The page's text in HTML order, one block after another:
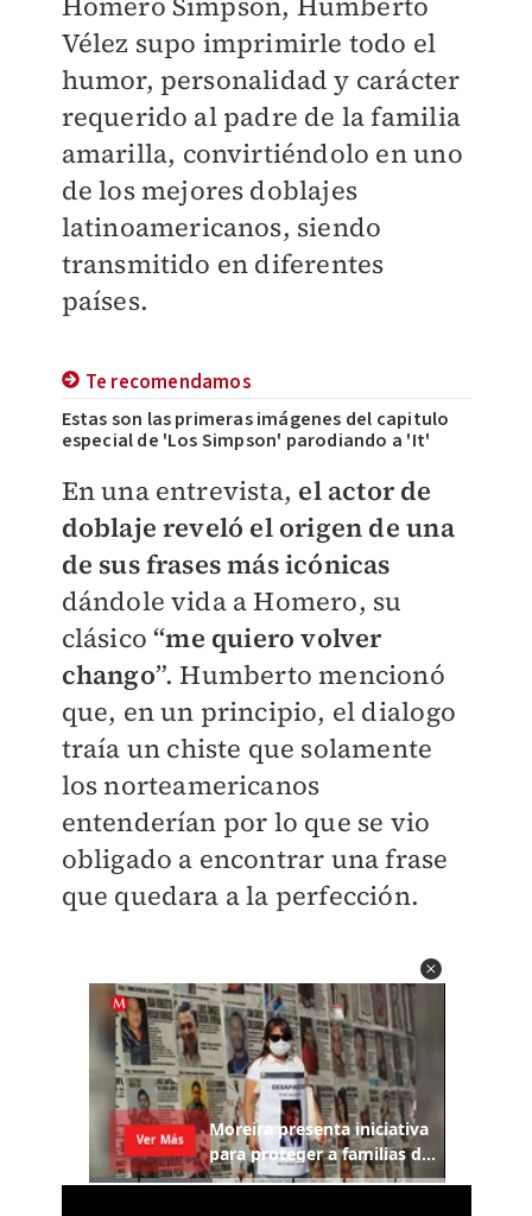
Vélez supo imprimirle todo el
humor, personalidad y carácter
requerido al padre de la familia
amarilla, convirtiéndolo en uno
de los mejores doblajes
latinoamericanos, siendo
transmitido en diferentes
países.
Te recomendamos
Estas son las primeras imágenes del capitulo
especial de 'Los Simpson' parodiando a 'It'
En una entrevista, el actor de
doblaje reveló el origen de una
de sus frases más icónicas
dándole vida a Homero, su
clásico“me quiero volver
chango”. Humberto mencionó
que, en un principio, el dialogo
traía un chiste que solamente
los norteamericanos
entenderían por lo que se vio
obligado a encontrar una frase
que quedara a la perfección.